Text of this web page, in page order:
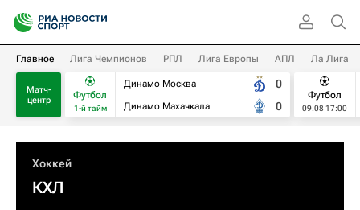
Главное Лига Чемпионов РПЛ Лига Европы АПЛ Ла Лига
Матч-
центр
Футбол
1-й тайм
Динамо Москва
Динамо Махачкала
0
0
Футбол
09.08 17:00
Хоккей
КХЛ